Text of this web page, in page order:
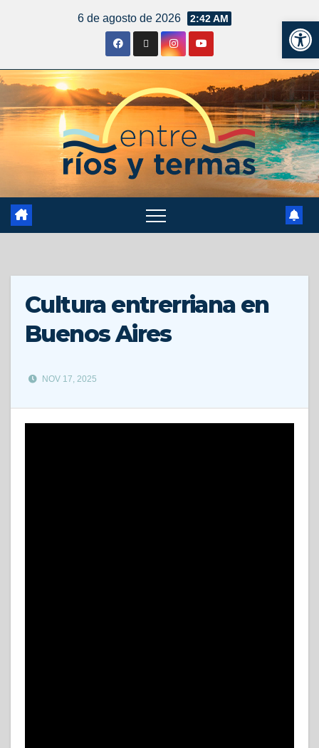
6 de agosto de 2026 2:42 AM
Cultura entrerriana en
Buenos Aires
NOV 17, 2025